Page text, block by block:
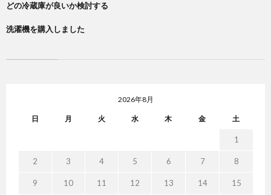
どの冷蔵庫が良いか検討する
洗濯機を購入しました
2026年8月
日 月 火 水 木 金 土
1
2 3 4 5 6 7 8
9 10 11 12 13 14 15